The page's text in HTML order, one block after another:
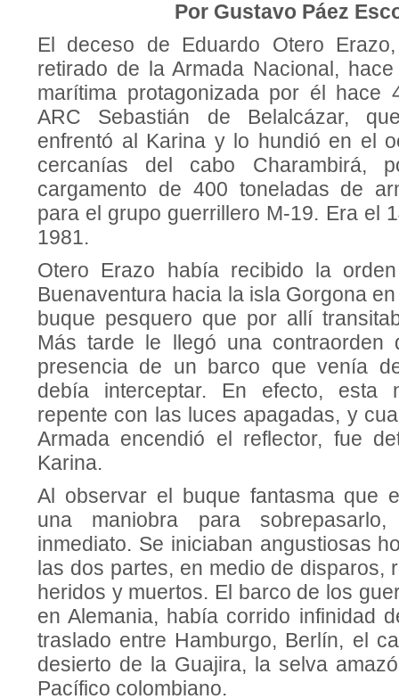
Por Gustavo Páez
El deceso de Eduardo Otero
retirado de la Armada Nacional,
marítima protagonizada por él hace
ARC Sebastián de Belalcázar,
enfrentó al Karina y lo hundió en el
cercanías del cabo Charambirá,
cargamento de 400 toneladas de
para el grupo guerrillero M-19. Era el
1981.
Otero Erazo había recibido la
Buenaventura hacia la isla Gorgona
buque pesquero que por allí
Más tarde le llegó una contraorden
presencia de un barco que venía
debía interceptar. En efecto, esta
repente con las luces apagadas, y
Armada encendió el reflector, fue
Karina.
Al observar el buque fantasma que
una maniobra para
inmediato. Se iniciaban angustiosas
las dos partes, en medio de disparos,
heridos y muertos. El barco de los
en Alemania, había corrido infinidad
traslado entre Hamburgo, Berlín, el
desierto de la Guajira, la selva
Pacífico colombiano.